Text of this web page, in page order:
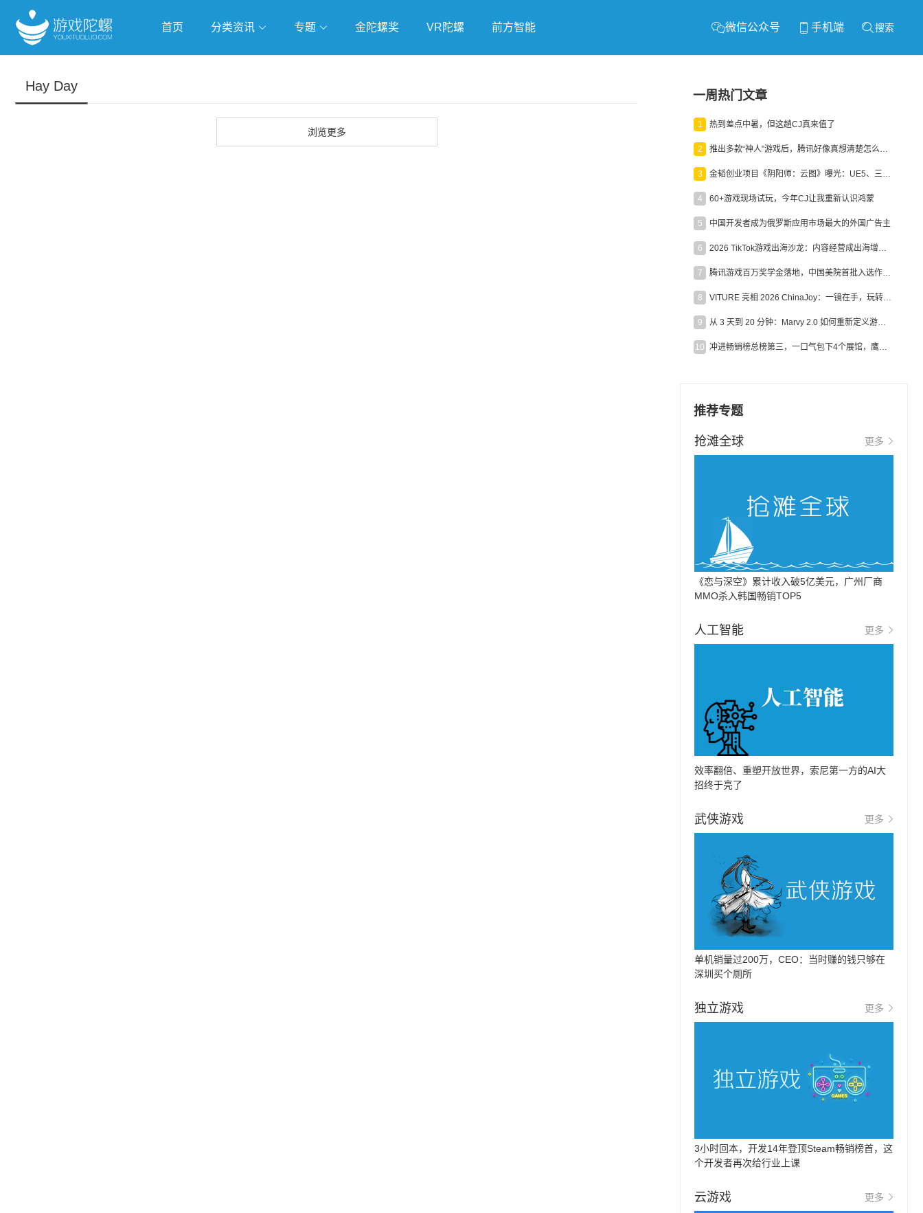
首页 分类资讯 专题 金陀螺奖 VR陀螺 前方智能 微信公众号 手机端 搜索
Hay Day
浏览更多
一周热门文章
1 热到差点中暑，但这趟CJ真来值了
2 推出多款“神人”游戏后，腾讯好像真想清楚怎么做二次元了
3 金韬创业项目《阴阳师：云图》曝光：UE5、三端互通、ARPG
4 60+游戏现场试玩，今年CJ让我重新认识鸿蒙
5 中国开发者成为俄罗斯应用市场最大的外国广告主
6 2026 TikTok游戏出海沙龙：内容经营成出海增长新引擎
7 腾讯游戏百万奖学金落地，中国美院首批入选作品获业内关注
8 VITURE 亮相 2026 ChinaJoy：一镜在手，玩转全场！
9 从 3 天到 20 分钟：Marvy 2.0 如何重新定义游戏出海营销效率？
10 冲进畅销榜总榜第三，一口气包下4个展馆，鹰角把嘉年华做爆了
推荐专题
抢滩全球 更多
《恋与深空》累计收入破5亿美元，广州厂商
MMO杀入韩国畅销TOP5
人工智能 更多
效率翻倍、重塑开放世界，索尼第一方的AI大
招终于亮了
武侠游戏 更多
单机销量过200万，CEO：当时赚的钱只够在
深圳买个厕所
独立游戏 更多
3小时回本，开发14年登顶Steam畅销榜首，这
个开发者再次给行业上课
云游戏 更多